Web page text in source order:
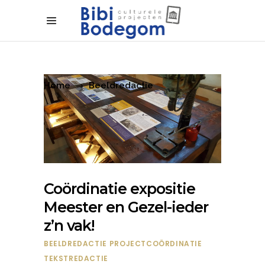
Home Beeldredactie
Coördinatie expositie
Meester en Gezel-ieder
z’n vak!
BEELDREDACTIE PROJECTCOÖRDINATIE
TEKSTREDACTIE